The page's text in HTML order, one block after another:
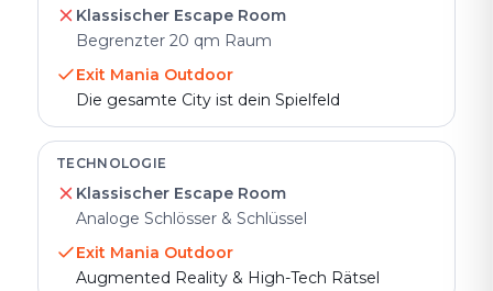
Klassischer Escape Room
Begrenzter 20 qm Raum
Exit Mania Outdoor
Die gesamte City ist dein Spielfeld
TECHNOLOGIE
Klassischer Escape Room
Analoge Schlösser & Schlüssel
Exit Mania Outdoor
Augmented Reality & High-Tech Rätsel